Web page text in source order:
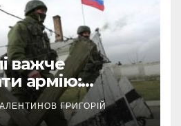
важче
армію:
пояснивГРИГОРІЙ